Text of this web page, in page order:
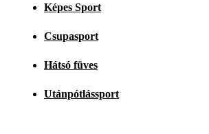
Képes Sport
Csupasport
Hátsó füves
Utánpótlássport